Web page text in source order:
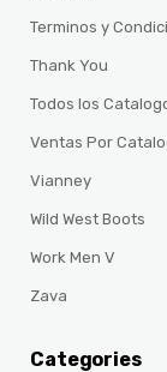
Terminos y
Thank You
Todos los
Ventas Por
Vianney
Wild West Boots
Work Men V
Zava
Categories